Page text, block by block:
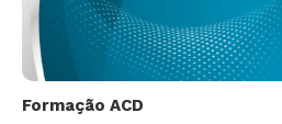
Formação ACD